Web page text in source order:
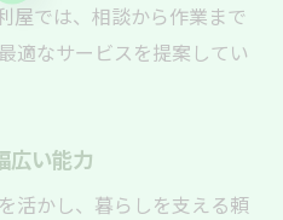
屋では、相談から作業まで
適なサービスを提案してい
広い能力
活かし、暮らしを支える頼